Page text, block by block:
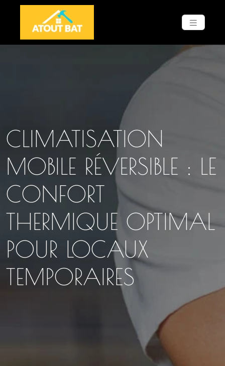
CLIMATISATION
MOBILE RÉVERSIBLE : LE
CONFORT
THERMIQUE OPTIMAL
POUR LOCAUX
TEMPORAIRES